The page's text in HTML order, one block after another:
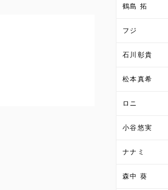
鶴島 拓
フジ
石川彰貴
松本真希
ロニ
小谷悠実
ナナミ
森中 葵